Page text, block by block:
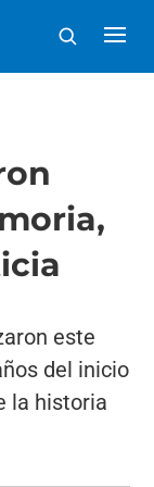
este
del inicio
la historia